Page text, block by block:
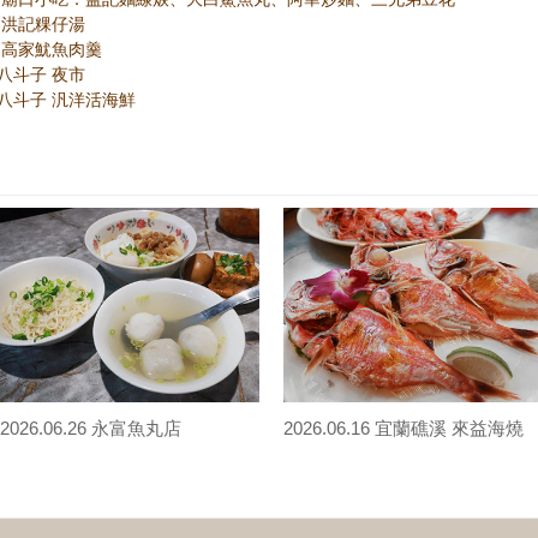
記粿仔湯
家魷魚肉羹
斗子 夜市
斗子 汎洋活海鮮
2026.06.26 永富魚丸店 2026.06.16 宜蘭礁溪 來益海燒